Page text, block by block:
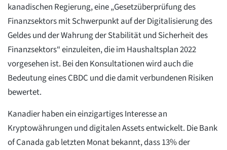
kanadischen Regierung, eine „Gesetzüberprüfung des
Finanzsektors mit Schwerpunkt auf der Digitalisierung des
Geldes und der Wahrung der Stabilität und Sicherheit des
Finanzsektors“ einzuleiten, die im Haushaltsplan 2022
vorgesehen ist. Bei den Konsultationen wird auch die
Bedeutung eines CBDC und die damit verbundenen Risiken
bewertet.
Kanadier haben ein einzigartiges Interesse an
Kryptowährungen und digitalen Assets entwickelt. Die Bank
of Canada gab letzten Monat bekannt, dass 13% der